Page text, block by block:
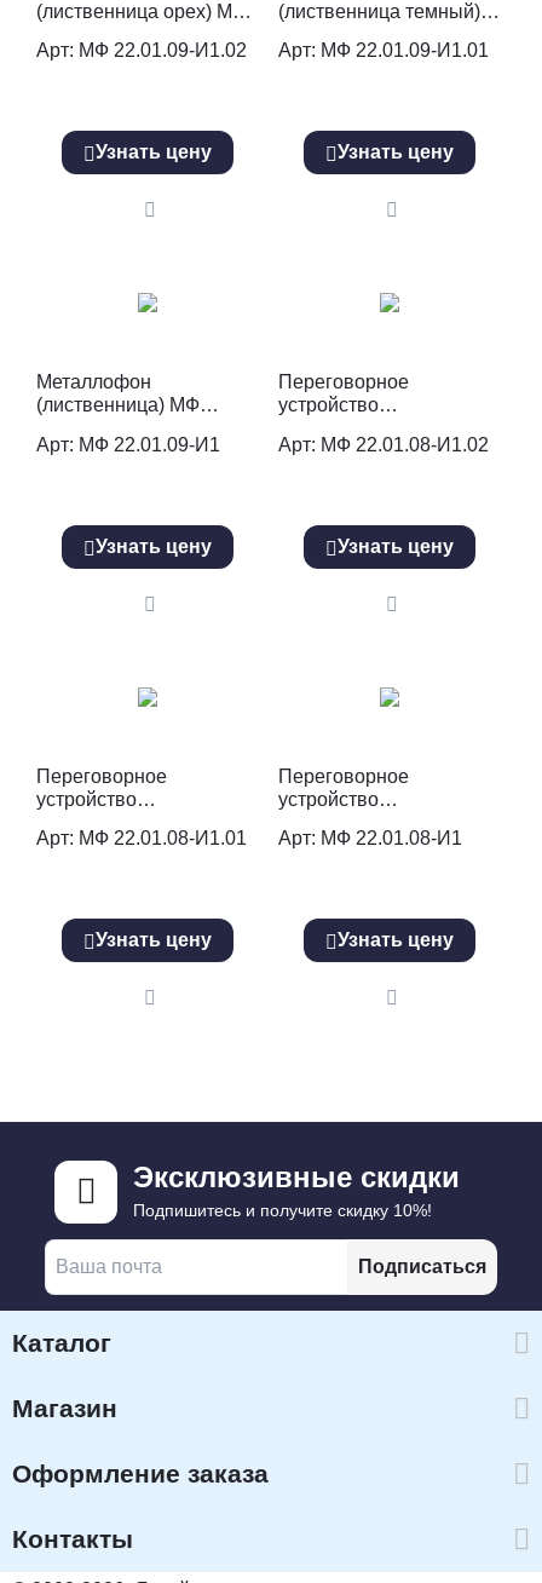
(лиственница орех) МФ
Арт: МФ 22.01.09-И1.02
Узнать цену
(лиственница темный)
Арт: МФ 22.01.09-И1.01
Узнать цену
Металлофон
(лиственница) МФ
Арт: МФ 22.01.09-И1
Узнать цену
Переговорное
устройство
22.01.08-И1.02
Арт: МФ 22.01.08-И1.02
Узнать цену
Переговорное
устройство
МФ 22.01.08-И1.01
Арт: МФ 22.01.08-И1.01
Узнать цену
Переговорное
устройство
22.01.08-И1
Арт: МФ 22.01.08-И1
Узнать цену
Эксклюзивные скидки
Подпишитесь и получите скидку 10%!
Подписаться
Каталог
Магазин
Оформление заказа
Контакты